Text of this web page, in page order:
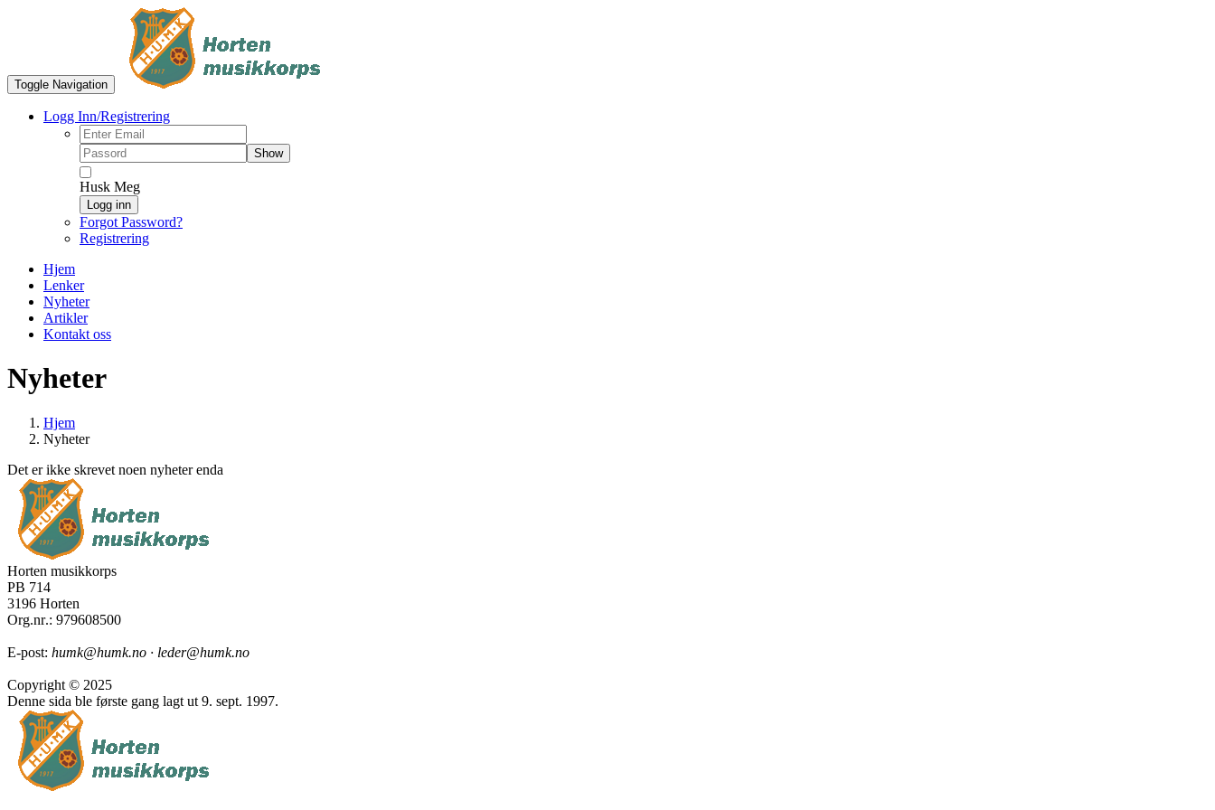
Toggle Navigation
Logg Inn/Registrering
Show
Husk Meg
Logg inn
Forgot Password?
Registrering
Hjem
Lenker
Nyheter
Artikler
Kontakt oss
Nyheter
Hjem
Nyheter
Det er ikke skrevet noen nyheter enda
Horten musikkorps
PB 714
3196 Horten
Org.nr.: 979608500
E-post: humk@humk.no · leder@humk.no
Copyright © 2025
Denne sida ble første gang lagt ut 9. sept. 1997.